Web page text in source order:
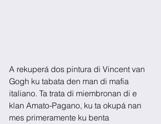
A rekuperá dos pintura di Vincent van
Gogh ku tabata den man di mafia
italiano. Ta trata di miembronan di e
klan Amato-Pagano, ku ta okupá nan
mes primeramente ku benta